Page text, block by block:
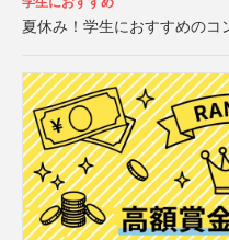
夏休み！学生におすすめのコ